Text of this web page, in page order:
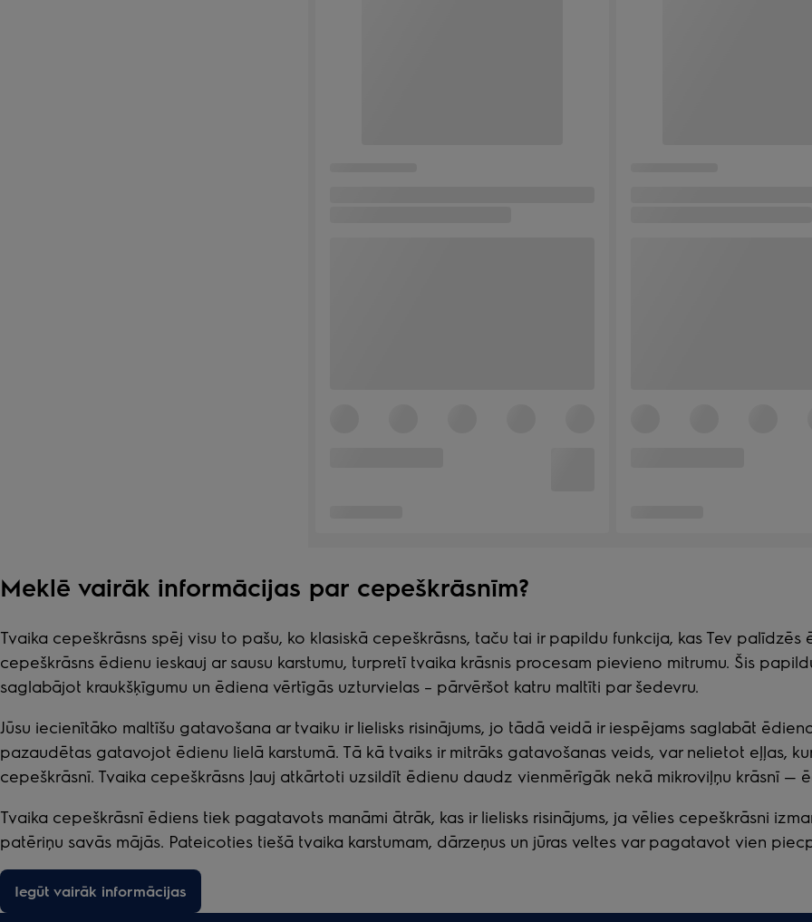
Meklē vairāk informācijas par cepeškrāsnīm?
Tvaika cepeškrāsns spēj visu to pašu, ko klasiskā cepeškrāsns, taču tai ir papildu funkcija, kas Tev
cepeškrāsns ēdienu ieskauj ar sausu karstumu, turpretī tvaika krāsnis procesam pievieno mitrumu. Šis
saglabājot kraukšķīgumu un ēdiena vērtīgās uzturvielas – pārvēršot katru maltīti par šedevru.
Jūsu iecienītāko maltīšu gatavošana ar tvaiku ir lielisks risinājums, jo tādā veidā ir iespējams saglabāt
pazaudētas gatavojot ēdienu lielā karstumā. Tā kā tvaiks ir mitrāks gatavošanas veids, var nelietot eļļas,
cepeškrāsnī. Tvaika cepeškrāsns ļauj atkārtoti uzsildīt ēdienu daudz vienmērīgāk nekā mikroviļņu krāsnī —
Tvaika cepeškrāsnī ēdiens tiek pagatavots manāmi ātrāk, kas ir lielisks risinājums, ja vēlies cepeškrāsni
patēriņu savās mājās. Pateicoties tiešā tvaika karstumam, dārzeņus un jūras veltes var pagatavot vien
Iegūt vairāk informācijas